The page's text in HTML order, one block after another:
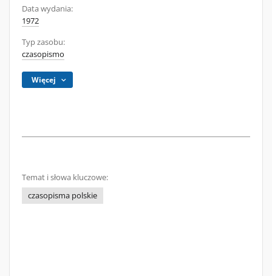
Data wydania:
1972
Typ zasobu:
czasopismo
Więcej
Temat i słowa kluczowe:
czasopisma polskie